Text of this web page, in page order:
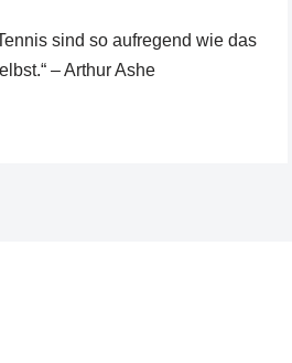
sind so aufregend wie das
– Arthur Ashe